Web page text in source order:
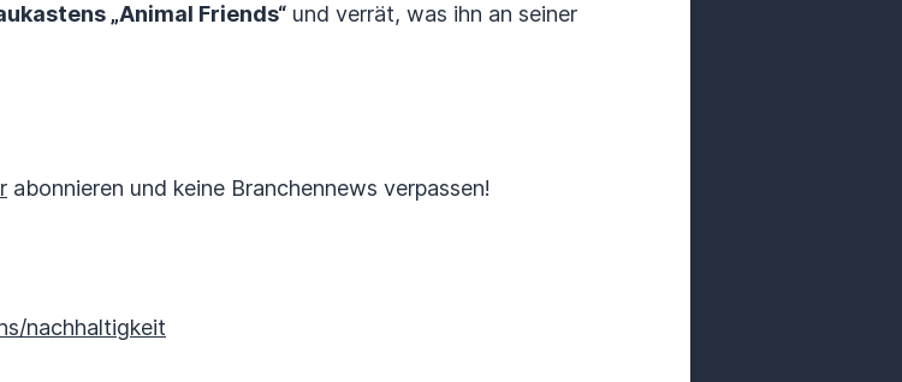
„Animal Friends“ und verrät, was ihn an seiner
abonnieren und keine Branchennews verpassen!
nachhaltigkeit